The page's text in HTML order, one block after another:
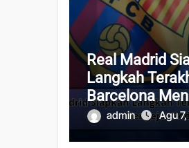
Real Madrid
Langkah
Barcelona
Rodriadmin Agu